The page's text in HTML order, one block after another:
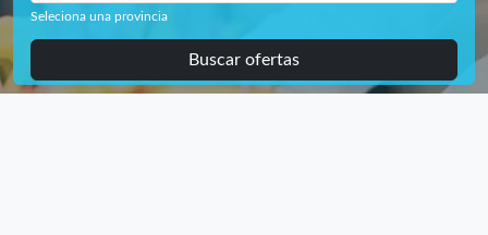
Seleciona una provincia
Buscar ofertas